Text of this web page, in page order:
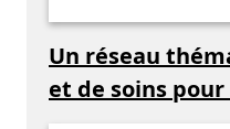
Un réseau
et de soins